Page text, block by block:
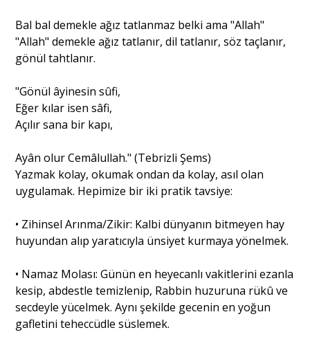
Bal bal demekle ağız tatlanmaz belki ama "Allah"
"Allah" demekle ağız tatlanır, dil tatlanır, söz taçlanır,
gönül tahtlanır.
"Gönül âyinesin sûfi,
Eğer kılar isen sâfi,
Açılır sana bir kapı,
Ayân olur Cemâlullah." (Tebrizli Şems)
Yazmak kolay, okumak ondan da kolay, asıl olan
uygulamak. Hepimize bir iki pratik tavsiye:
• Zihinsel Arınma/Zikir: Kalbi dünyanın bitmeyen hay
huyundan alıp yaratıcıyla ünsiyet kurmaya yönelmek.
• Namaz Molası: Günün en heyecanlı vakitlerini ezanla
kesip, abdestle temizlenip, Rabbin huzuruna rükû ve
secdeyle yücelmek. Aynı şekilde gecenin en yoğun
gafletini teheccüdle süslemek.